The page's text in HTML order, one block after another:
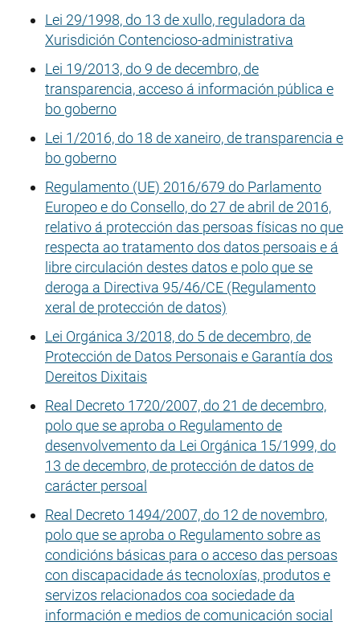
Lei 29/1998, do 13 de xullo, reguladora da
Xurisdición Contencioso-administrativa
Lei 19/2013, do 9 de decembro, de
transparencia, acceso á información pública e
bo goberno
Lei 1/2016, do 18 de xaneiro, de transparencia e
bo goberno
Regulamento (UE) 2016/679 do Parlamento
Europeo e do Consello, do 27 de abril de 2016,
relativo á protección das persoas físicas no que
respecta ao tratamento dos datos persoais e á
libre circulación destes datos e polo que se
deroga a Directiva 95/46/CE (Regulamento
xeral de protección de datos)
Lei Orgánica 3/2018, do 5 de decembro, de
Protección de Datos Personais e Garantía dos
Dereitos Dixitais
Real Decreto 1720/2007, do 21 de decembro,
polo que se aproba o Regulamento de
desenvolvemento da Lei Orgánica 15/1999, do
13 de decembro, de protección de datos de
carácter persoal
Real Decreto 1494/2007, do 12 de novembro,
polo que se aproba o Regulamento sobre as
condicións básicas para o acceso das persoas
con discapacidade ás tecnoloxías, produtos e
servizos relacionados coa sociedade da
información e medios de comunicación social